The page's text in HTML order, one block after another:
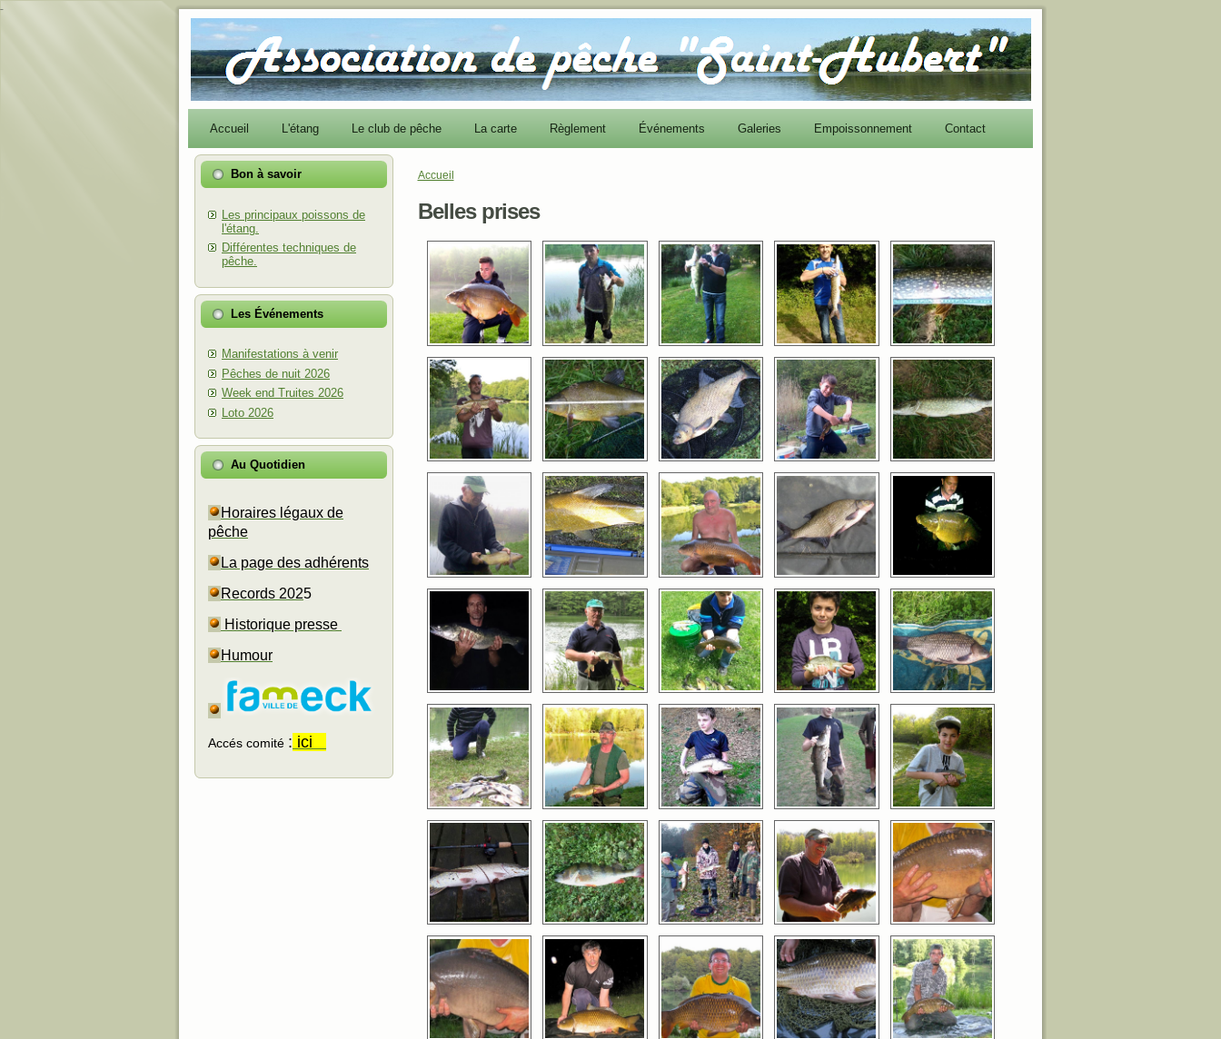
-
Accueil L'étang Le club de pêche La carte Règlement Événements Galeries Empoissonnement Contact
Bon à savoir
Les principaux poissons de
l'étang.
Différentes techniques de
pêche.
Les Événements
Manifestations à venir
Pêches de nuit 2026
Week end Truites 2026
Loto 2026
Au Quotidien
Horaires légaux de
pêche
La page des adhérents
Records 2025
Historique presse
Humour
Accés comité : ici
Vous êtes ici
Accueil
Belles prises